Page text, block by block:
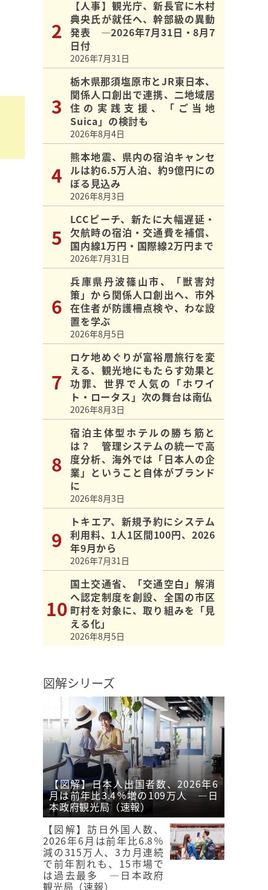
【人事】観光庁、新長官に木村
典央氏が就任へ、幹部級の異動
発表 ―2026年7月31日・8月7
日付
2026年7月31日
栃木県那須塩原市とJR東日本、
関係人口創出で連携、二地域居
住の実践支援、「ご当地
Suica」の検討も
2026年8月4日
熊本地震、県内の宿泊キャンセ
ルは約6.5万人泊、約9億円にの
ぼる見込み
2026年8月3日
LCCピーチ、新たに大幅遅延・
欠航時の宿泊・交通費を補償、
国内線1万円・国際線2万円まで
2026年7月31日
兵庫県丹波篠山市、「獣害対
策」から関係人口創出へ、市外
在住者が防護柵点検や、わな設
置を学ぶ
2026年8月5日
ロケ地めぐりが富裕層旅行を変
える、観光地にもたらす効果と
功罪、世界で人気の「ホワイ
ト・ロータス」次の舞台は南仏
2026年8月3日
宿泊主体型ホテルの勝ち筋と
は？ 管理システムの統一で高
度分析、海外では「日本人の企
業」ということ自体がブランド
に
2026年8月3日
トキエア、新規予約にシステム
利用料、1人1区間100円、2026
年9月から
2026年7月31日
国土交通省、「交通空白」解消
へ認定制度を創設、全国の市区
町村を対象に、取り組みを「見
える化」
2026年8月5日
図解シリーズ
【図解】日本人出国者数、2026年6
月は前年比3.4％増の109万人 ―日
本政府観光局（速報）
【図解】訪日外国人数、
2026年6月は前年比6.8％
減の315万人、3カ月連続
で前年割れも、15市場で
は過去最多 ―日本政府
観光局（速報）